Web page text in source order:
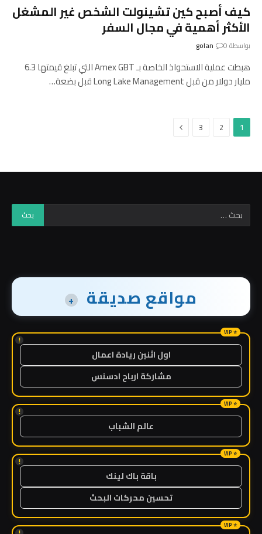
كيف أصبح كين تشينولت الشخص غير المشغل
الأكثر أهمية في مجال السفر
بواسطة golan 0
هبطت عملية الاستحواذ الخاصة بـ Amex GBT التي تبلغ قيمتها 6.3
مليار دولار من قبل Long Lake Management قبل بضعة…
1
2
3 التالي
مواقع صديقة +
!
اول اثنين ريادة اعمال
مشاركة ارباح ادسنس
!
عالم الشباب
!
باقة باك لينك
تحسين محركات البحث